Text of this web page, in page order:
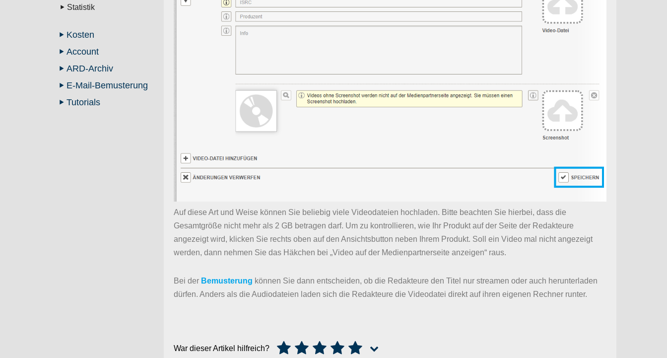
Statistik
Kosten
Account
ARD-Archiv
E-Mail-Bemusterung
Tutorials
Auf diese Art und Weise können Sie beliebig viele Videodateien hochladen. Bitte beachten Sie hierbei, dass die
Gesamtgröße nicht mehr als 2 GB betragen darf. Um zu kontrollieren, wie Ihr Produkt auf der Seite der Redakteure
angezeigt wird, klicken Sie rechts oben auf den Ansichtsbutton neben Ihrem Produkt. Soll ein Video mal nicht angezeigt
werden, dann nehmen Sie das Häkchen bei „Video auf der Medienpartnerseite anzeigen“ raus.
Bei der Bemusterung können Sie dann entscheiden, ob die Redakteure den Titel nur streamen oder auch herunterladen
dürfen. Anders als die Audiodateien laden sich die Redakteure die Videodatei direkt auf ihren eigenen Rechner runter.
War dieser Artikel hilfreich?